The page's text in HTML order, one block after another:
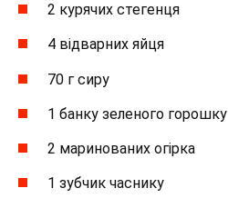
2 курячих стегенця
4 відварних яйця
70 г сиру
1 банку зеленого горошку
2 маринованих огірка
1 зубчик часнику